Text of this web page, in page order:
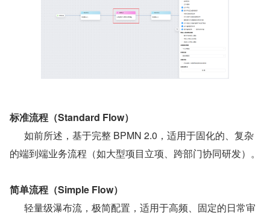
标准流程（Standard Flow）
的端到端业务流程（如大型项目立项、跨部门协同研发）。
简单流程（Simple Flow）